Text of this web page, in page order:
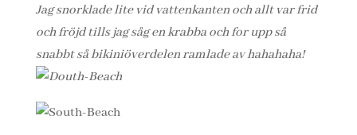
Jag snorklade lite vid vattenkanten och allt var frid
och fröjd tills jag såg en krabba och for upp så
snabbt så bikiniöverdelen ramlade av hahahaha!